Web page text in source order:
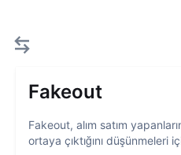
Fakeout
Fakeout, alım satım
ortaya çıktığını düşünmeleri